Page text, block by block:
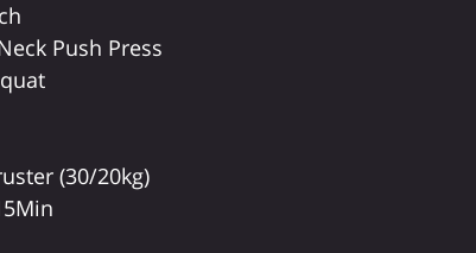
Push Press
(30/20kg)